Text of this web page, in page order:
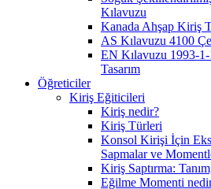
Kılavuzu
Kanada Ahşap Kiriş
AS Kılavuzu 4100
EN Kılavuzu 1993-
Tasarım
Öğreticiler
Kiriş Eğiticileri
Kiriş nedir?
Kiriş Türleri
Konsol Kirişi İçin
Sapmalar ve
Kiriş Saptırma:
Eğilme Momenti